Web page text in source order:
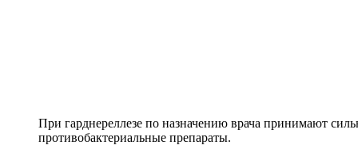
При гарднереллезе по назначению врача принимают
противобактериальные препараты.